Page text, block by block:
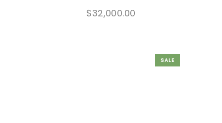
$32,000.00
SALE